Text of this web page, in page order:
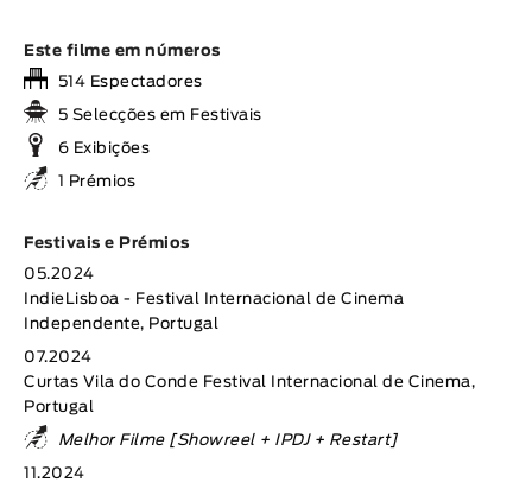
Este filme em números
514 Espectadores
5 Selecções em Festivais
6 Exibições
1 Prémios
Festivais e Prémios
05.2024
IndieLisboa - Festival Internacional de Cinema
Independente, Portugal
07.2024
Curtas Vila do Conde Festival Internacional de Cinema,
Portugal
Melhor Filme [Showreel + IPDJ + Restart]
11.2024